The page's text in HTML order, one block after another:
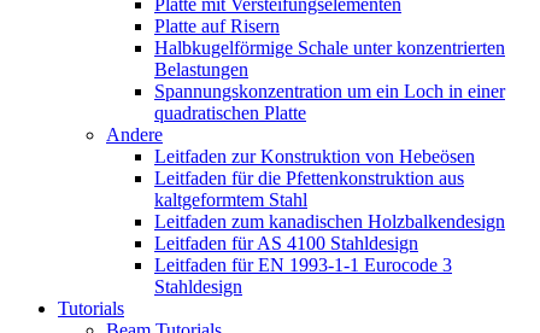
Platte mit Versteifungselementen
Platte auf Risern
Halbkugelförmige Schale unter konzentrierten
Belastungen
Spannungskonzentration um ein Loch in einer
quadratischen Platte
Andere
Leitfaden zur Konstruktion von Hebeösen
Leitfaden für die Pfettenkonstruktion aus
kaltgeformtem Stahl
Leitfaden zum kanadischen Holzbalkendesign
Leitfaden für AS 4100 Stahldesign
Leitfaden für EN 1993-1-1 Eurocode 3
Stahldesign
Tutorials